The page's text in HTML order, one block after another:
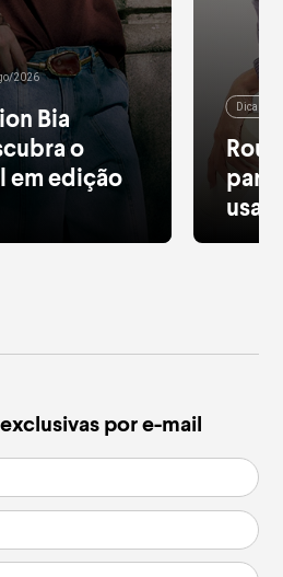
2026
Bia
o
em edição
estampado, pied
com pedras
nova Special
Dicas de
para
usar
por e-mail